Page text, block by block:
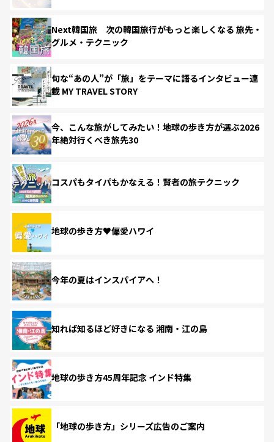
Next韓国旅 次の韓国旅行がもっと楽しくなる 旅先・
グルメ・テクニック
旬な“あの人”が「旅」をテーマに語るインタビュー連
載 MY TRAVEL STORY
今、こんな旅がしてみたい！地球の歩き方が選ぶ2026
年絶対行くべき旅先30
コスパもタイパもかなえる！賢者の旅テクニック
地球の歩き方♥偏愛ハワイ
今年の夏はインスパイアへ！
知れば知るほど好きになる 湘南・江の島
地球の歩き方45周年記念 インド特集
「地球の歩き方」シリーズ広告のご案内